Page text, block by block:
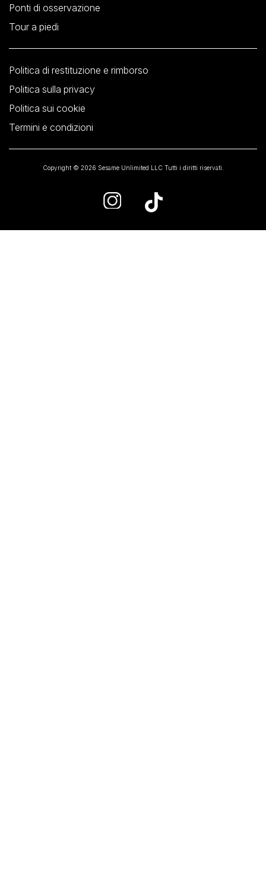
Ponti di osservazione
Tour a piedi
Politica di restituzione e rimborso
Politica sulla privacy
Politica sui cookie
Termini e condizioni
Copyright © 2026 Sesame Unlimited LLC Tutti i diritti riservati.